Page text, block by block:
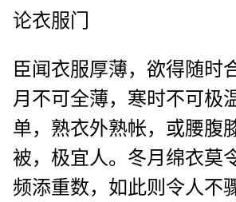
论衣服门
臣闻衣服厚薄，欲得随时
月不可全薄，寒时不可极
单，熟衣外熟帐，或腰腹
被，极宜人。冬月绵衣莫
频添重数，如此则令人不